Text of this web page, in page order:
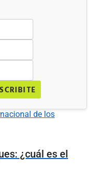
de los
¿cuál es el